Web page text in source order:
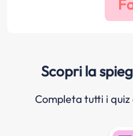
Scopri la
Completa tutti i quiz